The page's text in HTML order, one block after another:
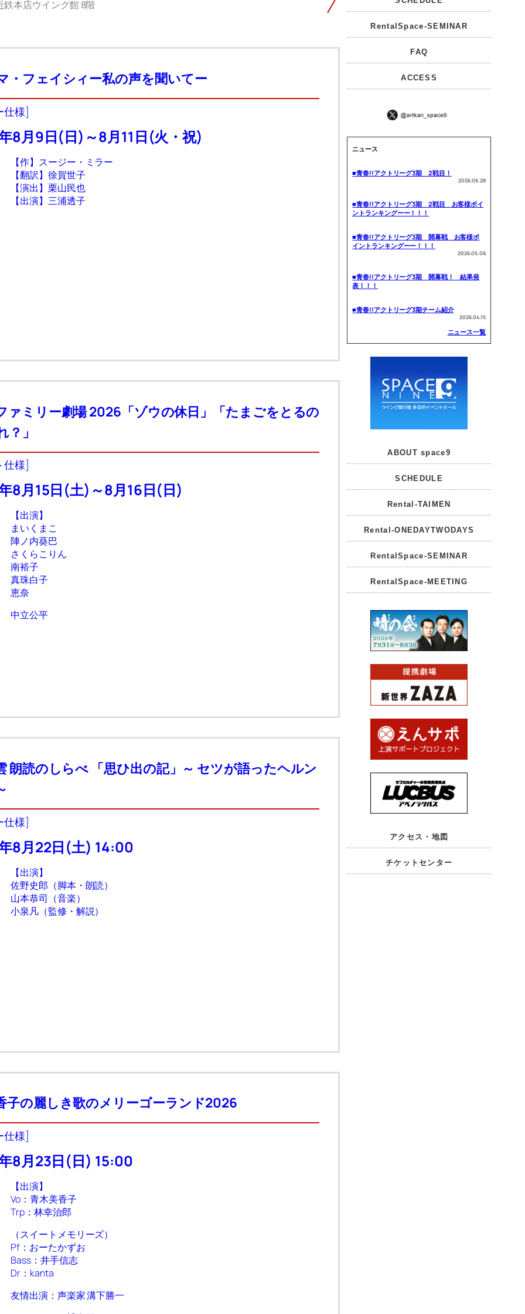
本店ウイング館 8階
・フェイシィー私の声を聞いてー
仕様]
8月9日(日)～8月11日(火・祝)
【作】スージー・ミラー
【翻訳】徐賀世子
【演出】栗山民也
【出演】三浦透子
ァミリー劇場 2026「ゾウの休日」「たまごをとるの
？」
仕様]
8月15日(土)～8月16日(日)
【出演】
まいくまこ
陣ノ内葵巴
さくらこりん
南裕子
真珠白子
恵奈
中立公平
朗読のしらべ 「思ひ出の記」～ セツが語ったヘルン
仕様]
8月22日(土) 14:00
【出演】
佐野史郎（脚本・朗読）
山本恭司（音楽）
小泉凡（監修・解説）
子の麗しき歌のメリーゴーランド2026
仕様]
8月23日(日) 15:00
【出演】
Vo：青木美香子
Trp：林幸治郎
（スイートメモリーズ）
Pf：おーたかずお
Bass：井手信志
Dr：kanta
友情出演：声楽家 溝下勝一
RentalSpace-SEMINAR
FAQ
ACCESS
ニュース
■青春!!アクトリーグ3期 2戦目！
2026.06.28
■青春!!アクトリーグ3期 2戦目 お客様ポイ
ントランキングーー！！！
■青春!!アクトリーグ3期 開幕戦 お客様ポ
イントランキングーー！！！
2026.05.06
■青春!!アクトリーグ3期 開幕戦！ 結果発
表！！！
■青春!!アクトリーグ3期チーム紹介
2026.04.15
ニュース一覧
ABOUT space9
SCHEDULE
Rental-TAIMEN
Rental-ONEDAYTWODAYS
RentalSpace-SEMINAR
RentalSpace-MEETING
アクセス・地図
チケットセンター